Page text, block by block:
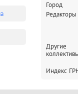
Город
Редакторы
Другие
Индекс